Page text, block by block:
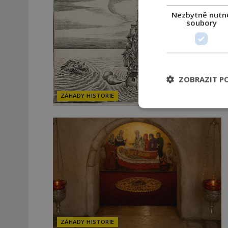
ZÁHADY HISTORIE
ZÁHADY HISTORIE
Nezbytně
soubory
ZOBRAZIT